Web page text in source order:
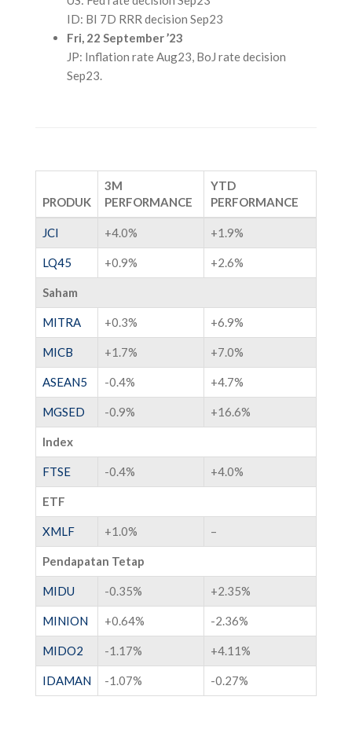
ID: BI 7D RRR decision Sep23
Fri, 22 September ’23
JP: Inflation rate Aug23, BoJ rate decision
Sep23.
PRODUK
3M
PERFORMANCE
YTD
PERFORMANCE
JCI +4.0% +1.9%
LQ45 +0.9% +2.6%
Saham
MITRA +0.3% +6.9%
MICB +1.7% +7.0%
ASEAN5 -0.4% +4.7%
MGSED -0.9% +16.6%
Index
FTSE -0.4% +4.0%
ETF
XMLF +1.0% –
Pendapatan Tetap
MIDU -0.35% +2.35%
MINION +0.64% -2.36%
MIDO2 -1.17% +4.11%
IDAMAN -1.07% -0.27%